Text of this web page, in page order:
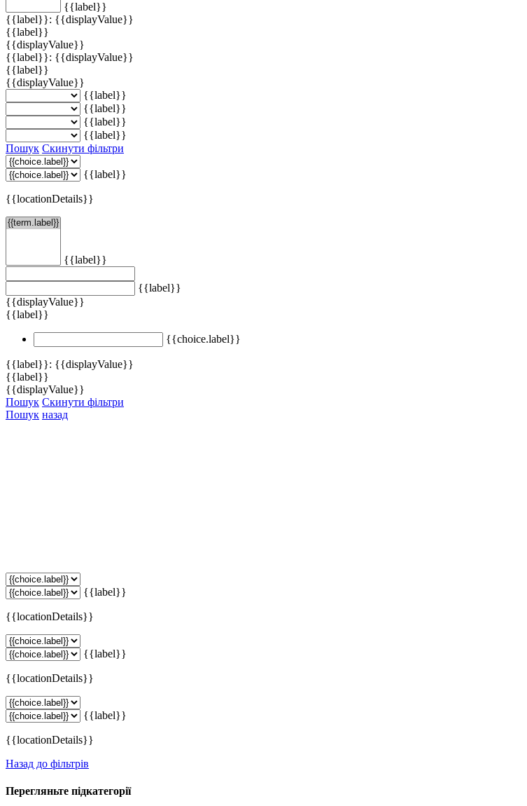
{{label}}
{{label}}: {{displayValue}}
{{label}}
{{displayValue}}
{{label}}: {{displayValue}}
{{label}}
{{displayValue}}
{{label}}
{{label}}
{{label}}
{{label}}
Пошук Скинути фільтри
{{label}}
{{locationDetails}}
{{label}}
{{label}}
{{displayValue}}
{{label}}
{{choice.label}}
{{label}}: {{displayValue}}
{{label}}
{{displayValue}}
Пошук Скинути фільтри
Пошук назад
{{label}}
{{locationDetails}}
{{label}}
{{locationDetails}}
{{label}}
{{locationDetails}}
Назад до фільтрів
Перегляньте підкатегорії